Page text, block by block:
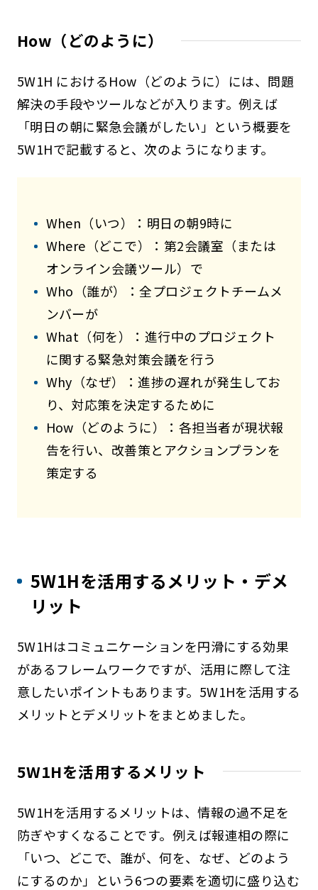
How（どのように）
5W1H におけるHow（どのように）には、問題
解決の手段やツールなどが入ります。例えば
「明日の朝に緊急会議がしたい」という概要を
5W1Hで記載すると、次のようになります。
When（いつ）：明日の朝9時に
Where（どこで）：第2会議室（または
オンライン会議ツール）で
Who（誰が）：全プロジェクトチームメ
ンバーが
What（何を）：進行中のプロジェクト
に関する緊急対策会議を行う
Why（なぜ）：進捗の遅れが発生してお
り、対応策を決定するために
How（どのように）：各担当者が現状報
告を行い、改善策とアクションプランを
策定する
5W1Hを活用するメリット・デメ
リット
5W1Hはコミュニケーションを円滑にする効果
があるフレームワークですが、活用に際して注
意したいポイントもあります。5W1Hを活用する
メリットとデメリットをまとめました。
5W1Hを活用するメリット
5W1Hを活用するメリットは、情報の過不足を
防ぎやすくなることです。例えば報連相の際に
「いつ、どこで、誰が、何を、なぜ、どのよう
にするのか」という6つの要素を適切に盛り込む